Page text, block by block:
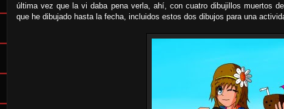
última vez que la vi daba pena verla, ahí, con cuatro dibujillos muertos
que he dibujado hasta la fecha, incluidos estos dos dibujos para una